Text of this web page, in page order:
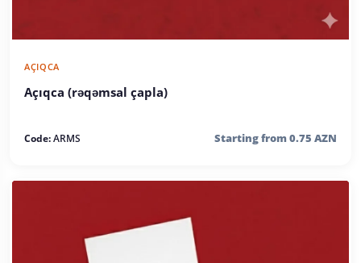
AÇIQCA
Açıqca (rəqəmsal çapla)
Code:ARMS Starting from 0.75 AZN